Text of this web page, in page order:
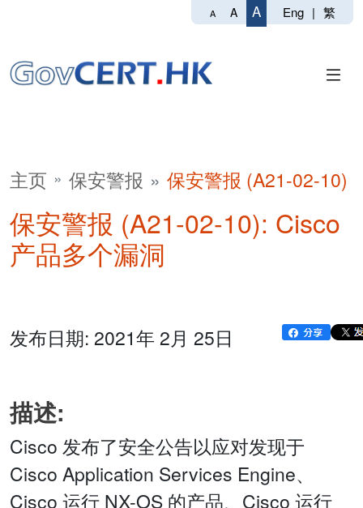
A A A Eng | 繁
主页 保安警报 保安警报 (A21-02-10)
保安警报 (A21-02-10): Cisco
产品多个漏洞
发布日期: 2021年 2月 25日
描述:
Cisco 发布了安全公告以应对发现于
Cisco Application Services Engine、
Cisco 运行 NX-OS 的产品、Cisco 运行